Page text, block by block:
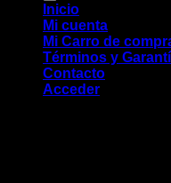
Inicio
Mi cuenta
Mi Carro de
Términos y
Contacto
Acceder